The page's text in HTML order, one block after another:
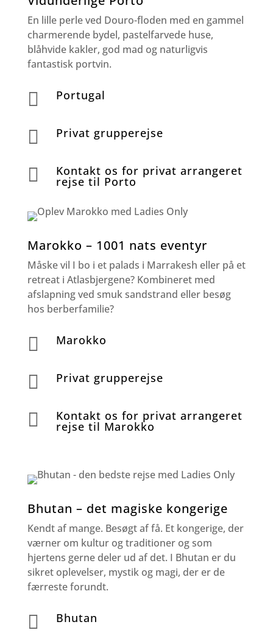
En lille perle ved Douro-floden med en gammel
charmerende bydel, pastelfarvede huse,
blåhvide kakler, god mad og naturligvis
fantastisk portvin.
 Portugal
 Privat grupperejse
 Kontakt os for privat arrangeret
rejse til Porto
Marokko – 1001 nats eventyr
Måske vil I bo i et palads i Marrakesh eller på et
retreat i Atlasbjergene? Kombineret med
afslapning ved smuk sandstrand eller besøg
hos berberfamilie?
 Marokko
 Privat grupperejse
 Kontakt os for privat arrangeret
rejse til Marokko
Bhutan – det magiske kongerige
Kendt af mange. Besøgt af få. Et kongerige, der
værner om kultur og traditioner og som
hjertens gerne deler ud af det. I Bhutan er du
sikret oplevelser, mystik og magi, der er de
færreste forundt.
 Bhutan